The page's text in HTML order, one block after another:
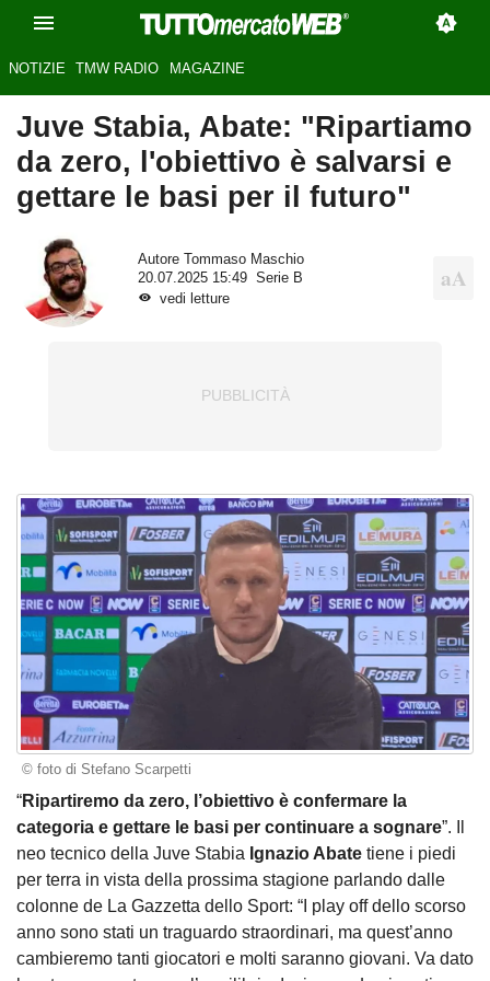
NOTIZIE TMW RADIO MAGAZINE
Juve Stabia, Abate: "Ripartiamo
da zero, l'obiettivo è salvarsi e
gettare le basi per il futuro"
Autore
Tommaso Maschio
20.07.2025 15:49
Serie B
vedi letture
© foto di Stefano Scarpetti
“Ripartiremo da zero, l’obiettivo è confermare la
categoria e gettare le basi per continuare a sognare”. Il
neo tecnico della Juve Stabia Ignazio Abate tiene i piedi
per terra in vista della prossima stagione parlando dalle
colonne de La Gazzetta dello Sport: “I play off dello scorso
anno sono stati un traguardo straordinari, ma quest’anno
cambieremo tanti giocatori e molti saranno giovani. Va dato